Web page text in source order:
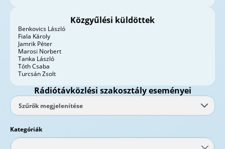
Közgyűlési küldöttek
Benkovics László
Fiala Károly
Jamrik Péter
Marosi Norbert
Tanka László
Tóth Csaba
Turcsán Zsolt
Rádiótávközlési szakosztály eseményei
Szűrők megjelenítése
Kategóriák